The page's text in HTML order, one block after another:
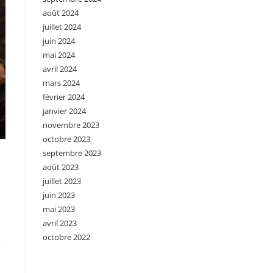
août 2024
juillet 2024
juin 2024
mai 2024
avril 2024
mars 2024
février 2024
janvier 2024
novembre 2023
octobre 2023
septembre 2023
août 2023
juillet 2023
juin 2023
mai 2023
avril 2023
octobre 2022